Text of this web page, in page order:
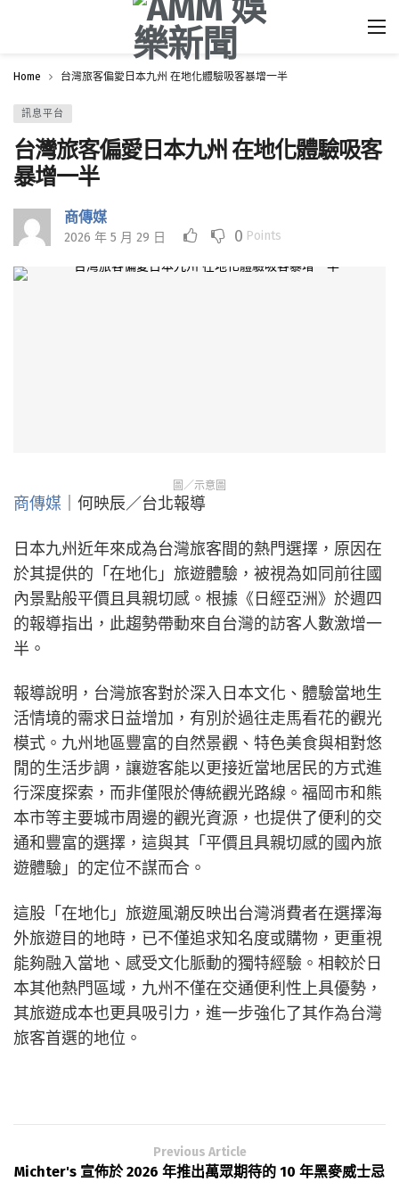
Home 台灣旅客偏愛日本九州 在地化體驗吸客暴增一半
訊息平台
台灣旅客偏愛日本九州 在地化體驗吸客
暴增一半
商傳媒
2026 年 5 月 29 日 0 Points
圖／示意圖
商傳媒 ｜何映辰／台北報導
日本九州近年來成為台灣旅客間的熱門選擇，原因在
於其提供的「在地化」旅遊體驗，被視為如同前往國
內景點般平價且具親切感。根據《日經亞洲》於週四
的報導指出，此趨勢帶動來自台灣的訪客人數激增一
半。
報導說明，台灣旅客對於深入日本文化、體驗當地生
活情境的需求日益增加，有別於過往走馬看花的觀光
模式。九州地區豐富的自然景觀、特色美食與相對悠
閒的生活步調，讓遊客能以更接近當地居民的方式進
行深度探索，而非僅限於傳統觀光路線。福岡市和熊
本市等主要城市周邊的觀光資源，也提供了便利的交
通和豐富的選擇，這與其「平價且具親切感的國內旅
遊體驗」的定位不謀而合。
這股「在地化」旅遊風潮反映出台灣消費者在選擇海
外旅遊目的地時，已不僅追求知名度或購物，更重視
能夠融入當地、感受文化脈動的獨特經驗。相較於日
本其他熱門區域，九州不僅在交通便利性上具優勢，
其旅遊成本也更具吸引力，進一步強化了其作為台灣
旅客首選的地位。
Previous Article
Michter's 宣佈於 2026 年推出萬眾期待的 10 年黑麥威士忌